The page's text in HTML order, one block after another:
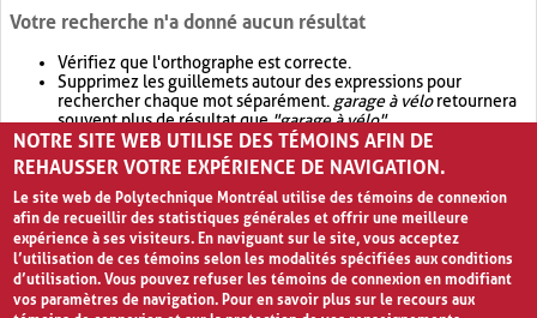
Votre recherche n'a donné aucun résultat
Vérifiez que l'orthographe est correcte.
Supprimez les guillemets autour des expressions pour
rechercher chaque mot séparément. garage à véloretournera
souvent plus de résultat que"garage à vélo".
Envisagez d'élargir votre recherche avec OR.garage OR vélo
retournera souvent plus de résultat quegarage à vélo
NOTRE SITE WEB UTILISE DES TÉMOINS AFIN DE
REHAUSSER VOTRE EXPÉRIENCE DE NAVIGATION.
Le site web de Polytechnique Montréal utilise des témoins de connexion
afin de recueillir des statistiques générales et offrir une meilleure
expérience à ses visiteurs. En naviguant sur le site, vous acceptez
l’utilisation de ces témoins selon les modalités spécifiées aux conditions
d’utilisation. Vous pouvez refuser les témoins de connexion en modifiant
vos paramètres de navigation. Pour en savoir plus sur le recours aux